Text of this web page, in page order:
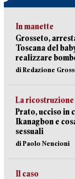
In manette
Grosseto,
Toscana del
realizzare
di Redazione
La ricostruzione
Prato, ucciso in
Ikanagbon e
sessuali
di Paolo Nencioni
Il caso